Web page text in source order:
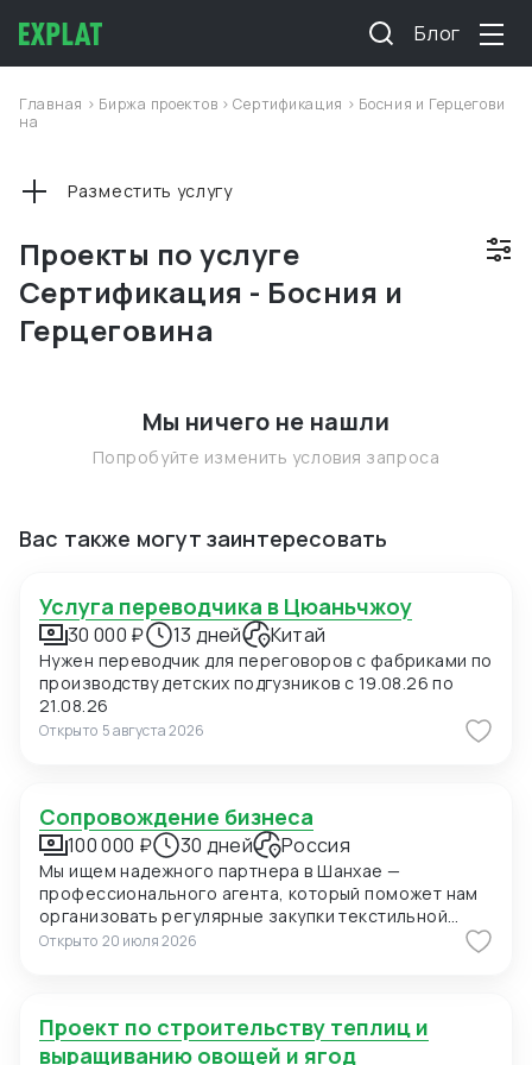
Блог
Главная > Биржа проектов >Сертификация > Босния и Герцегови
на
Проекты по услуге
Сертификация - Босния и
Герцеговина
Разместить услугу
Мы ничего не нашли
Попробуйте изменить условия запроса
Вас также могут заинтересовать
Услуга переводчика в Цюаньчжоу
30 000 ₽ 13 дней Китай
Нужен переводчик для переговоров с фабриками по
производству детских подгузников с 19.08.26 по
21.08.26
Открыто 5 августа 2026
Сопровождение бизнеса
100 000 ₽ 30 дней Россия
Мы ищем надежного партнера в Шанхае —
профессионального агента, который поможет нам
организовать регулярные закупки текстильной
продукции и фурнитуры в Китае. В ближайшее время
мы планируем приехать в Шанхай для личных встреч
и поиск подходящих фабрик. Конкретно сейчас нас
интересуют позиции: 1. Вешалки пластиковые для
Открыто 20 июля 2026
Проект по строительству теплиц и
выращиванию овощей и ягод